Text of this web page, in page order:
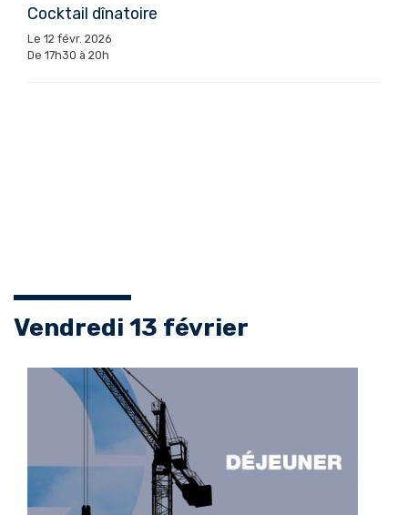
Cocktail dînatoire
Le 12 févr. 2026
De 17h30 à 20h
Vendredi 13 février